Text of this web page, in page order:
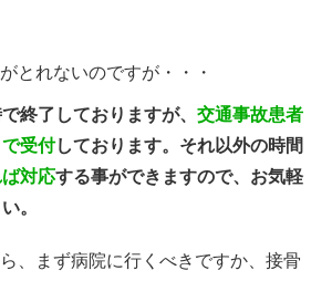
とれないのですが・・・
終了しておりますが、交通事故患者
受付しております。それ以外の時間
対応する事ができますので、お気軽
。
、まず病院に行くべきですか、接骨